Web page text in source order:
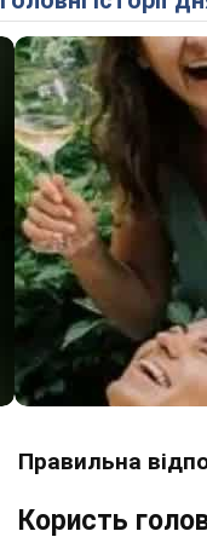
Правильна
Користь